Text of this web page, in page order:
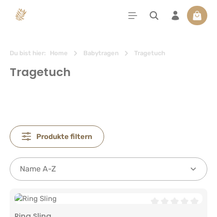
springen
Du bist hier: Home Babytragen Tragetuch
Tragetuch
Produkte filtern